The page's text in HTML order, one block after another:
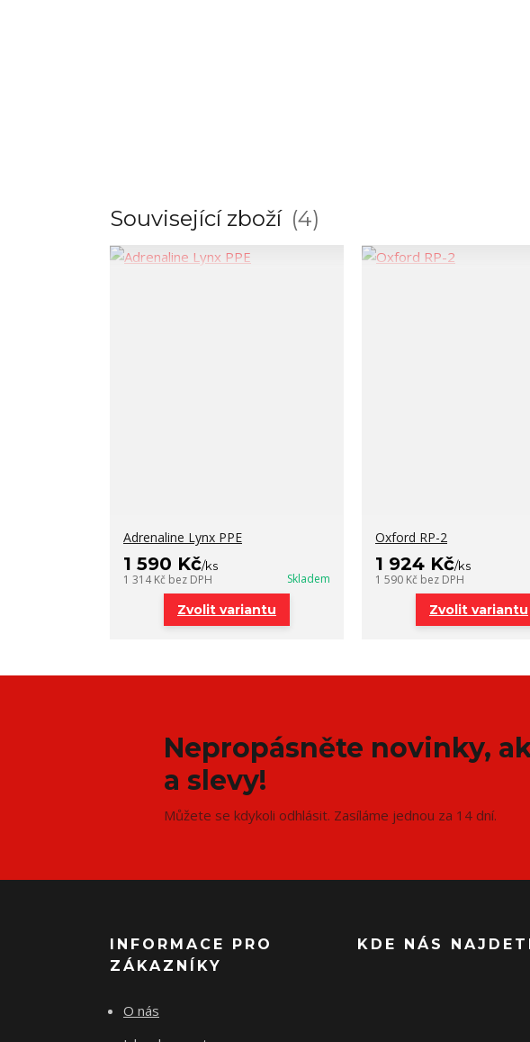
Související zboží 4
Adrenaline Lynx PPE
1 590 Kč/ks
1 314 Kč bez DPH Skladem
Zvolit variantu
Oxford RP-2
1 924 Kč/ks
1 590 Kč bez DPH
Zvolit variantu
Nepropásněte novinky,
a slevy!
Můžete se kdykoli odhlásit. Zasíláme jednou za 14 dní.
INFORMACE PRO
ZÁKAZNÍKY
O nás
KDE NÁS